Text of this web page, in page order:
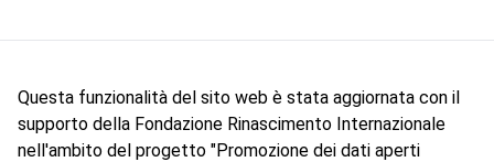
Questa funzionalità del sito web è stata aggiornata con il
supporto della Fondazione Rinascimento Internazionale
nell'ambito del progetto "Promozione dei dati aperti